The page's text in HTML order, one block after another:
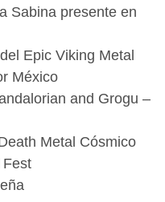
Sabina presente en
Epic Viking Metal
México
and Grogu –
Metal Cósmico
Fest